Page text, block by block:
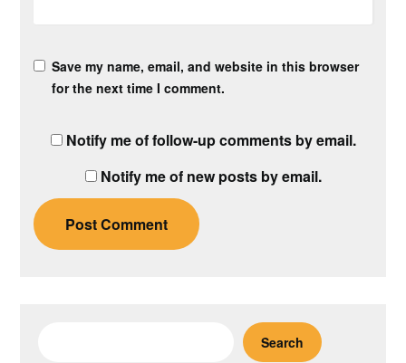
Save my name, email, and website in this browser
for the next time I comment.
Notify me of follow-up comments by email.
Notify me of new posts by email.
Search